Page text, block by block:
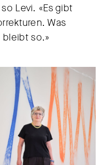
Levi. «Es gibt
Was
so.»